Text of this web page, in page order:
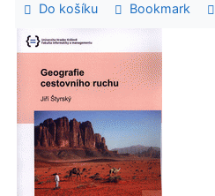
Do košíku Bookmark